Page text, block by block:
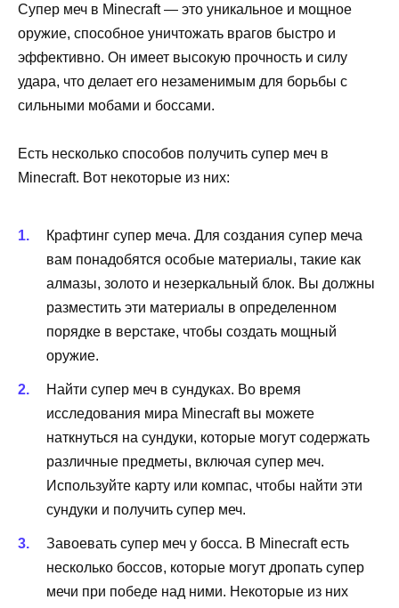
Супер меч в Minecraft — это уникальное и мощное
оружие, способное уничтожать врагов быстро и
эффективно. Он имеет высокую прочность и силу
удара, что делает его незаменимым для борьбы с
сильными мобами и боссами.
Есть несколько способов получить супер меч в
Minecraft. Вот некоторые из них:
Крафтинг супер меча. Для создания супер меча
вам понадобятся особые материалы, такие как
алмазы, золото и незеркальный блок. Вы должны
разместить эти материалы в определенном
порядке в верстаке, чтобы создать мощный
оружие.
Найти супер меч в сундуках. Во время
исследования мира Minecraft вы можете
наткнуться на сундуки, которые могут содержать
различные предметы, включая супер меч.
Используйте карту или компас, чтобы найти эти
сундуки и получить супер меч.
Завоевать супер меч у босса. В Minecraft есть
несколько боссов, которые могут дропать супер
мечи при победе над ними. Некоторые из них